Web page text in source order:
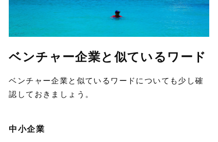
ベンチャー企業と似ているワード
ベンチャー企業と似ているワードについても少し確
認しておきましょう。
中小企業